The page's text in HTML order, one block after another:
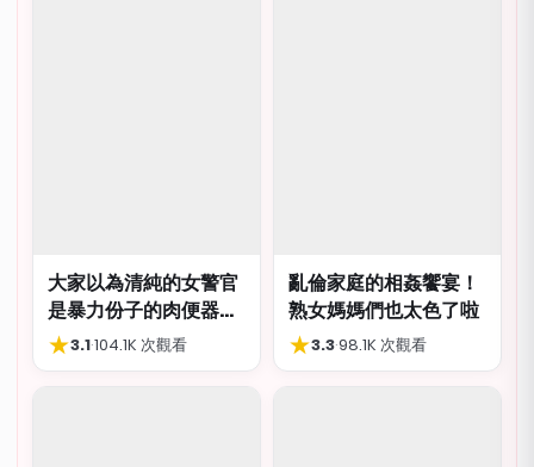
大家以為清純的女警官
是暴力份子的肉便器，
肛交多P都可以
★3.1·104.1K 次觀看
亂倫家庭的相姦饗宴！
熟女媽媽們也太色了啦
★3.3·98.1K 次觀看